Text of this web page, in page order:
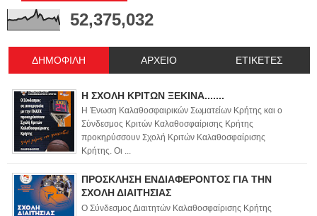
52,375,032
ΔΗΜΟΦΙΛΗ ΑΡΧΕΙΟ ΕΤΙΚΕΤΕΣ
Η ΣΧΟΛΗ ΚΡΙΤΩΝ ΞΕΚΙΝΑ.......
Η Ένωση Καλαθοσφαιρικών Σωματείων Κρήτης και ο
Σύνδεσμος Κριτών Καλαθοσφαίρισης Κρήτης
προκηρύσσουν Σχολή Κριτών Καλαθοσφαίρισης
Κρήτης. Οι ...
ΠΡΟΣΚΛΗΣΗ ΕΝΔΙΑΦΕΡΟΝΤΟΣ ΓΙΑ ΤΗΝ
ΣΧΟΛΗ ΔΙΑΙΤΗΣΙΑΣ
Ο Σύνδεσμος Διαιτητών Καλαθοσφαίρισης Κρήτης